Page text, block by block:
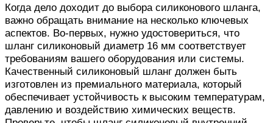
Когда дело доходит до выбора силиконового шланга,
важно обращать внимание на несколько ключевых
аспектов. Во-первых, нужно удостовериться, что
шланг силиконовый диаметр 16 мм соответствует
требованиям вашего оборудования или системы.
Качественный силиконовый шланг должен быть
изготовлен из премиального материала, который
обеспечивает устойчивость к высоким температурам,
давлению и воздействию химических веществ.